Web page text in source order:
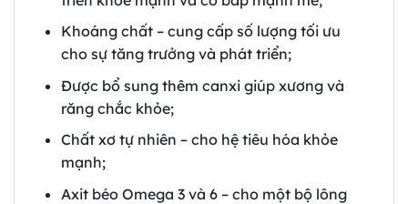
Khoáng chất – cung cấp số lượng tối ưu
cho sự tăng trưởng và phát triển;
Được bổ sung thêm canxi giúp xương và
răng chắc khỏe;
Chất xơ tự nhiên – cho hệ tiêu hóa khỏe
mạnh;
Axit béo Omega 3 và 6 – cho một bộ lông